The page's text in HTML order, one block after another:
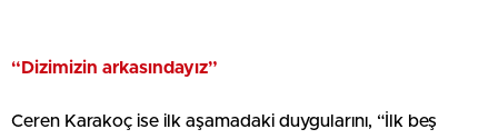
“Dizimizin arkasındayız”
Ceren Karakoç ise ilk aşamadaki duygularını, “İlk beş